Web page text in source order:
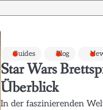
Guides Blog
Star Wars
Überblick
In der faszinierenden